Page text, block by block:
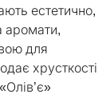
естетично,
аромати,
для
хрусткості